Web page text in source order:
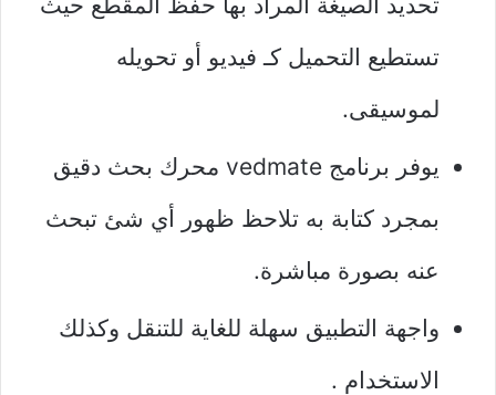
تستطيع التحميل كـ فيديو أو تحويله
لموسيقى.
يوفر برنامج vedmate محرك بحث دقيق
بمجرد كتابة به تلاحظ ظهور أي شئ تبحث
عنه بصورة مباشرة.
واجهة التطبيق سهلة للغاية للتنقل وكذلك
الاستخدام .